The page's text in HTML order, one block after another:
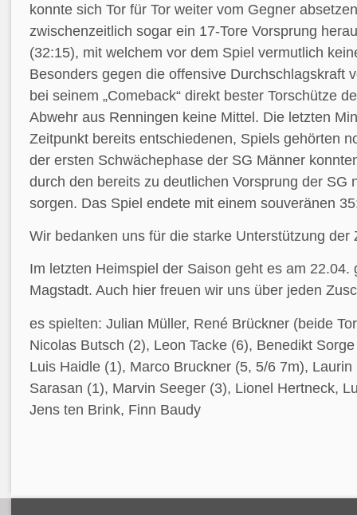
konnte sich Tor für Tor weiter vom Gegner
zwischenzeitlich sogar ein 17-Tore Vorsprung
(32:15), mit welchem vor dem Spiel vermutlich
Besonders gegen die offensive Durchschlagskraft
bei seinem „Comeback“ direkt bester Torschütze
Abwehr aus Renningen keine Mittel. Die letzten
Zeitpunkt bereits entschiedenen, Spiels gehörten
der ersten Schwächephase der SG Männer
durch den bereits zu deutlichen Vorsprung der SG
sorgen. Das Spiel endete mit einem souveränen
Wir bedanken uns für die starke Unterstützung der
Im letzten Heimspiel der Saison geht es am 22.04.
Magstadt. Auch hier freuen wir uns über jeden
es spielten: Julian Müller, René Brückner (beide
Nicolas Butsch (2), Leon Tacke (6), Benedikt
Luis Haidle (1), Marco Bruckner (5, 5/6 7m),
Sarasan (1), Marvin Seeger (3), Lionel Hertneck,
Jens ten Brink, Finn Baudy